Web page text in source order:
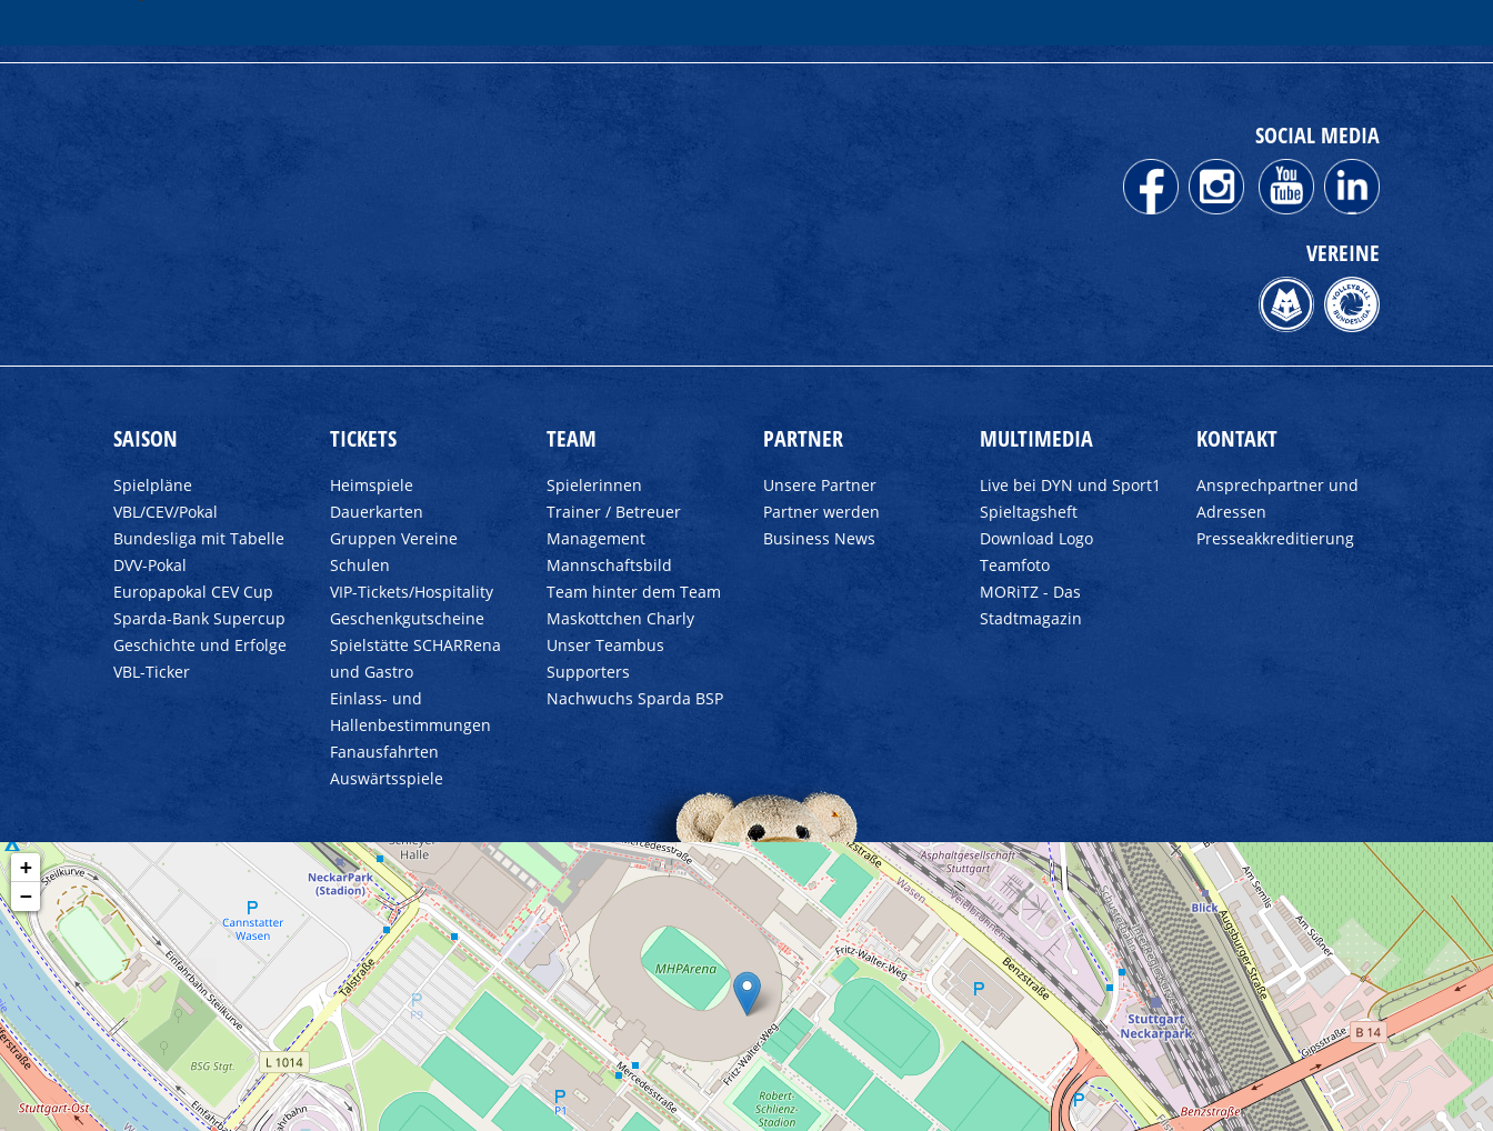
SOCIAL MEDIA
VEREINE
SAISON
Spielpläne
VBL/CEV/Pokal
Bundesliga mit Tabelle
DVV-Pokal
Europapokal CEV Cup
Sparda-Bank Supercup
Geschichte und Erfolge
VBL-Ticker
TICKETS
Heimspiele
Dauerkarten
Gruppen Vereine
Schulen
VIP-Tickets/Hospitality
Geschenkgutscheine
Spielstätte SCHARRena
und Gastro
Einlass- und
Hallenbestimmungen
Fanausfahrten
Auswärtsspiele
TEAM
Spielerinnen
Trainer / Betreuer
Management
Mannschaftsbild
Team hinter dem Team
Maskottchen Charly
Unser Teambus
Supporters
Nachwuchs Sparda BSP
PARTNER
Unsere Partner
Partner werden
Business News
MULTIMEDIA
Live bei DYN und Sport1
Spieltagsheft
Download Logo
Teamfoto
MORiTZ - Das
Stadtmagazin
KONTAKT
Ansprechpartner und
Adressen
Presseakkreditierung
+
−